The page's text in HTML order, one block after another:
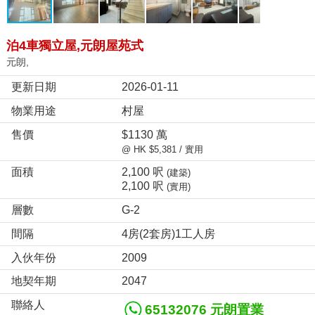
泊4車獨立屋,元朗屋苑式
元朗,
更新日期
2026-01-11
物業用途
村屋
售價
$1130 萬
@ HK $5,381 / 實用
面積 2,100 呎 (建築)
2,100 呎 (實用)
層數
G-2
間隔
4房(2套房)1工人房
入伙年份
2009
地契年期
2047
聯絡人
65132076 元朗置業